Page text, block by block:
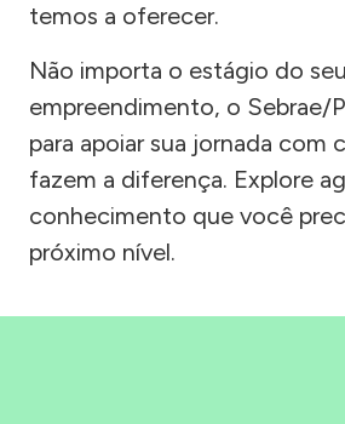
temos a oferecer.
Não importa o estágio do seu
empreendimento, o Sebrae/
para apoiar sua jornada com
fazem a diferença. Explore
conhecimento que você
próximo nível.